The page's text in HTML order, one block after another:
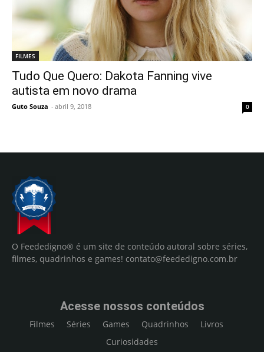
FILMES
Tudo Que Quero: Dakota Fanning vive
autista em novo drama
Guto Souza - abril 9, 2018 0
O Feededigno® é um site de conteúdo autoral sobre séries,
filmes, quadrinhos e games! contato@feededigno.com.br
Acesse nossos conteúdos
Filmes Séries Games Quadrinhos
Livros
Curiosidades